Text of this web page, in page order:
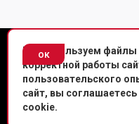
ок
Мы используем файлы
корректной работы
пользовательского
сайт, вы
cookie.
© Копировальный
Политика
Мы